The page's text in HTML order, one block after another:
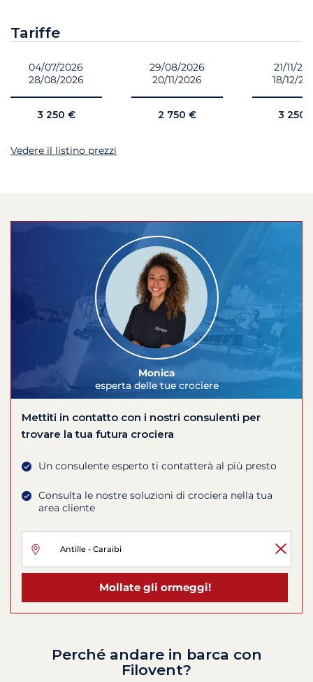
Tariffe
04/07/2026
28/08/2026
3 250 €
29/08/2026
20/11/2026
2 750 €
21/11/
18/12/
3 250
Vedere il listino prezzi
Monica
esperta delle tue crociere
Mettiti in contatto con i nostri consulenti per
trovare la tua futura crociera
Un consulente esperto ti contatterà al più presto
Consulta le nostre soluzioni di crociera nella tua
area cliente
Mollate gli ormeggi!
Perché andare in barca con
Filovent?